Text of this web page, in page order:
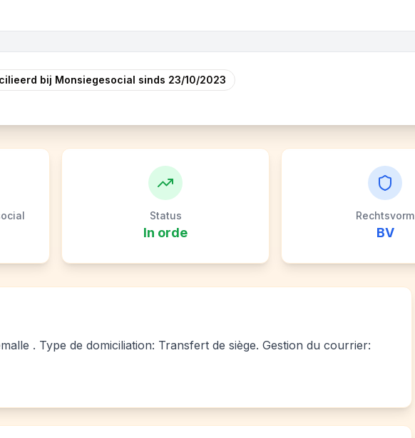
bij Monsiegesocial sinds 23/10/2023
Status
In orde
Rechtsvorm
BV
. Type de domiciliation: Transfert de siège. Gestion du courrier: